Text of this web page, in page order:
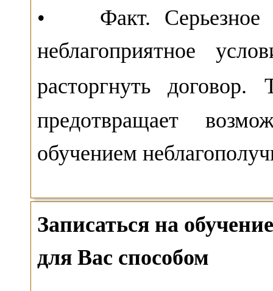
• Факт. Серьезное
неблагоприятное
расторгнуть
предотвращает
обучением
Записаться на
для Вас способом